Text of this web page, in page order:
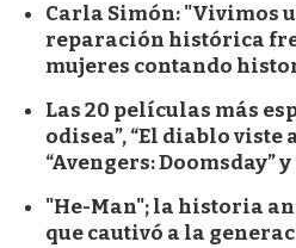
Carla Simón: "Vivimos
reparación histórica
mujeres contando
Las 20 películas más
odisea”, “El diablo viste
“Avengers: Doomsday”
"He-Man"; la historia
que cautivó a la